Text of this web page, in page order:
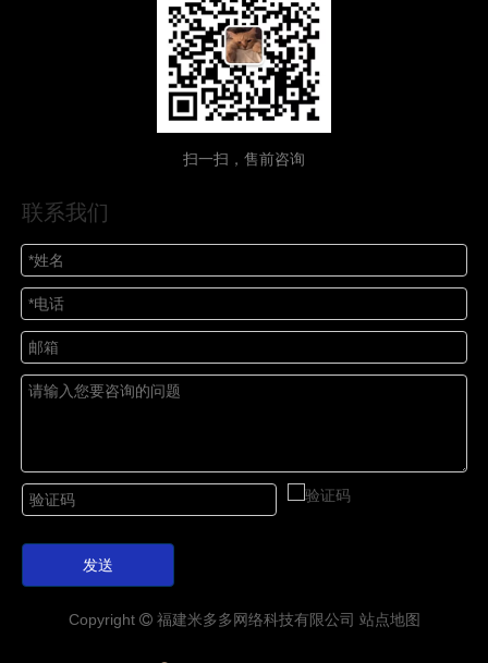
扫一扫，售前咨询
联系我们
发送
Copyright 福建米多多 网络科技有限公司 站点地图